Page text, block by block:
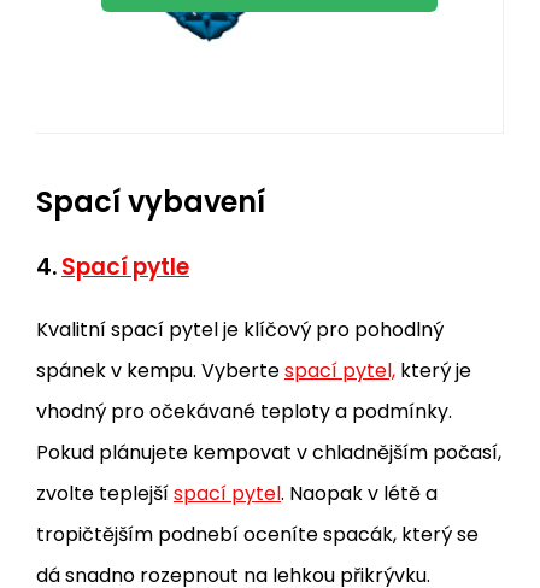
Spací vybavení
4.Spací pytle
Kvalitní spací pytel je klíčový pro pohodlný
spánek v kempu. Vybertespací pytel, který je
vhodný pro očekávané teploty a podmínky.
Pokud plánujete kempovat v chladnějším počasí,
zvolte teplejšíspací pytel. Naopak v létě a
tropičtějším podnebí oceníte spacák, který se
dá snadno rozepnout na lehkou přikrývku.